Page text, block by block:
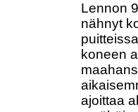
Lennon
nähnyt
koneen
ajoittaa